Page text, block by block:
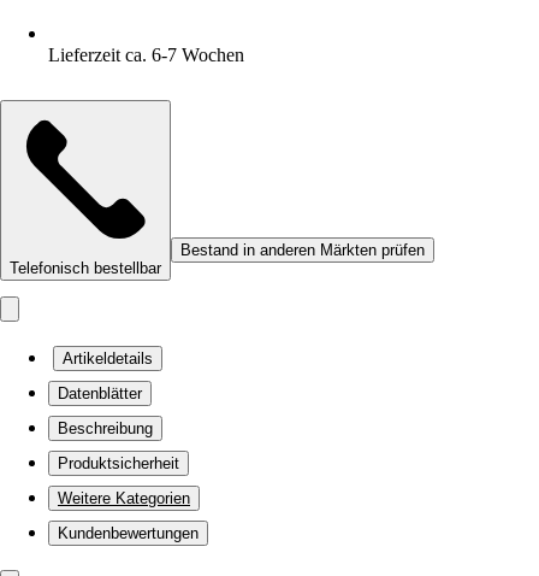
Lieferzeit ca. 6-7 Wochen
Telefonisch bestellbar
Bestand in anderen Märkten prüfen
Artikeldetails
Datenblätter
Beschreibung
Produktsicherheit
Weitere Kategorien
Kundenbewertungen